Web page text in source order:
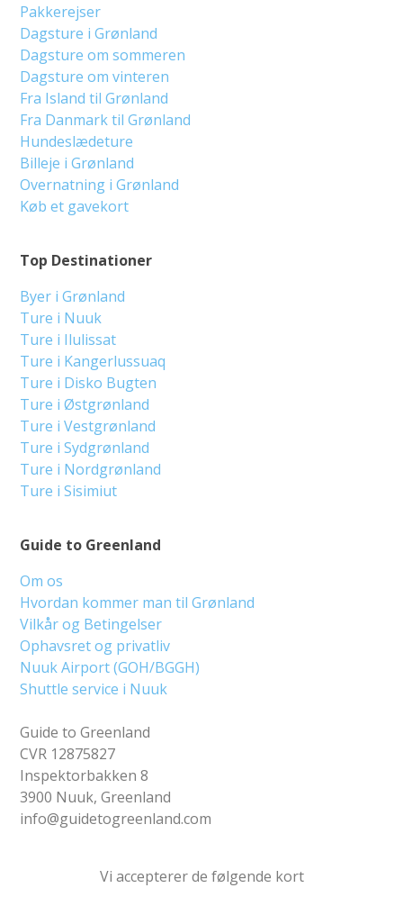
Guide to Greenland
Om os
Hvordan kommer man til Grønland
Vilkår og Betingelser
Ophavsret og privatliv
Nuuk Airport (GOH/BGGH)
Shuttle service i Nuuk
Guide to Greenland
CVR 12875827
Inspektorbakken 8
3900 Nuuk, Greenland
info@guidetogreenland.com
Top Destinationer
Byer i Grønland
Ture i Nuuk
Ture i Ilulissat
Ture i Kangerlussuaq
Ture i Disko Bugten
Ture i Østgrønland
Ture i Vestgrønland
Ture i Sydgrønland
Ture i Nordgrønland
Ture i Sisimiut
Pakkerejser
Dagsture i Grønland
Dagsture om sommeren
Dagsture om vinteren
Fra Island til Grønland
Fra Danmark til Grønland
Hundeslædeture
Billeje i Grønland
Overnatning i Grønland
Køb et gavekort
Vi accepterer de følgende kort